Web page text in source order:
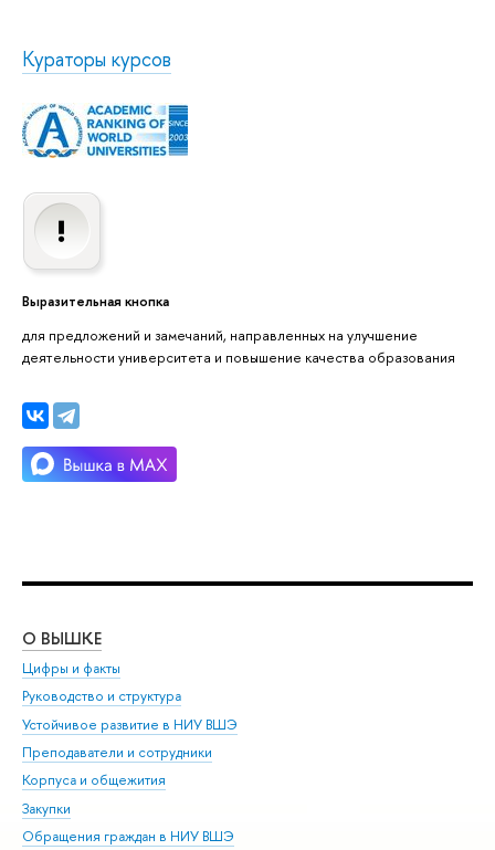
Кураторы курсов
Выразительная кнопка
для предложений и замечаний, направленных на улучшение
деятельности университета и повышение качества образования
О ВЫШКЕ
Цифры и факты
Руководство и структура
Устойчивое развитие в НИУ ВШЭ
Преподаватели и сотрудники
Корпуса и общежития
Закупки
Обращения граждан в НИУ ВШЭ